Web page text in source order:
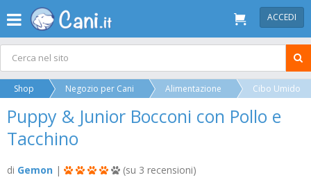
ACCEDI
Shop Negozio per Cani Alimentazione Cibo Umido
Puppy & Junior Bocconi con Pollo e
Tacchino
di Gemon | (su 3 recensioni)